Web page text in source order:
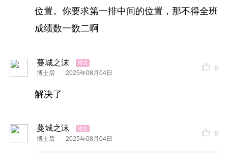
位置。你要求第一排中间的位置，那不得全班
成绩数一数二啊
蔓城之沫
博士后 2025年08月04日
0
解决了
蔓城之沫
博士后 2025年08月04日
0